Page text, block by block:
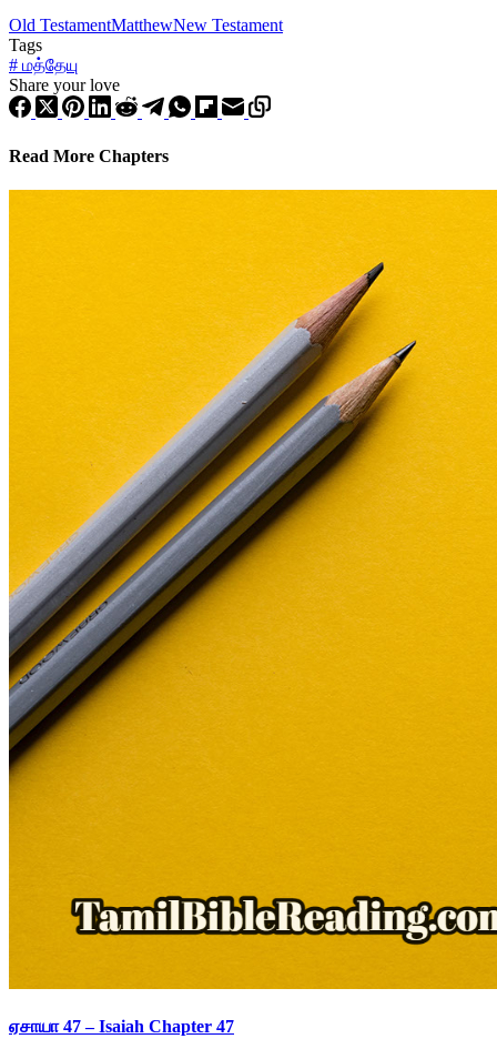
Old TestamentMatthewNew Testament
Tags
# மத்தேயு
Share your love
Read More Chapters
ஏசாயா 47 – Isaiah Chapter 47